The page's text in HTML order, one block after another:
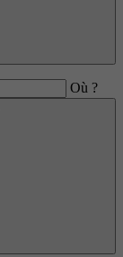
Où ?